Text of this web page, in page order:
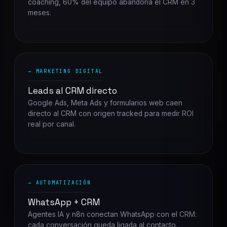
coaching, 60% del equipo abandona el CRM en 3
meses.
→ MARKETING DIGITAL
Leads al CRM directo
Google Ads, Meta Ads y formularios web caen
directo al CRM con origen tracked para medir ROI
real por canal.
→ AUTOMATIZACIÓN
WhatsApp + CRM
Agentes IA y n8n conectan WhatsApp con el CRM:
cada conversación queda ligada al contacto.